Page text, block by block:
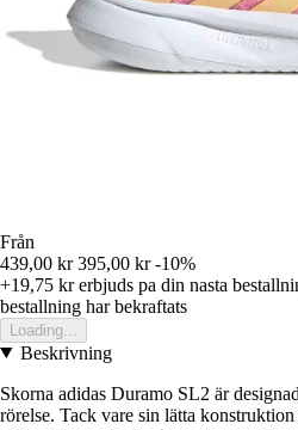
Från
439,00 kr 395,00 kr -10%
+19,75 krerbjuds pa din nasta
bestallning har bekraftats
Loading...
Beskrivning
Skorna adidas Duramo SL2 är
rörelse. Tack vare sin lätta